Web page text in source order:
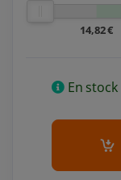
14,82 €
En stock